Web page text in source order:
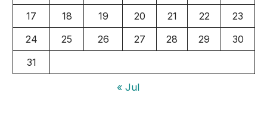
17
18 19 20 21 22
23
24
25 26 27 28 29
30
31
« Jul